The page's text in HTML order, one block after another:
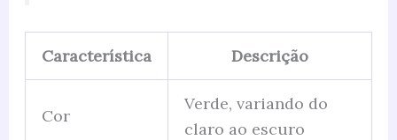
Característica Descrição
Cor
Verde, variando do
claro ao escuro